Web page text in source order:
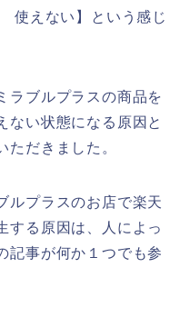
使えない】という感じ
ラブルプラスの商品を
ない状態になる原因と
ただきました。
ルプラスのお店で楽天
する原因は、人によっ
記事が何か１つでも参